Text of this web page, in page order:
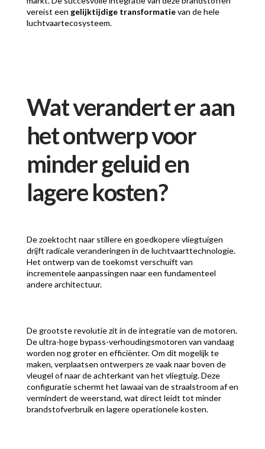
vereist een gelijktijdige transformatievan de hele
luchtvaartecosysteem.
Wat verandert er aan
het ontwerp voor
minder geluid en
lagere kosten?
De zoektocht naar stillere en goedkopere vliegtuigen
drijft radicale veranderingen in de luchtvaarttechnologie.
Het ontwerp van de toekomst verschuift van
incrementele aanpassingen naar een fundamenteel
andere architectuur.
De grootste revolutie zit in de integratie van de motoren.
De ultra-hoge bypass-verhoudingsmotoren van vandaag
worden nog groter en efficiënter. Om dit mogelijk te
maken, verplaatsen ontwerpers ze vaak naar boven de
vleugel of naar de achterkant van het vliegtuig. Deze
configuratie schermt het lawaai van de straalstroom af en
vermindert de weerstand, wat direct leidt tot minder
brandstofverbruik en lagere operationele kosten.